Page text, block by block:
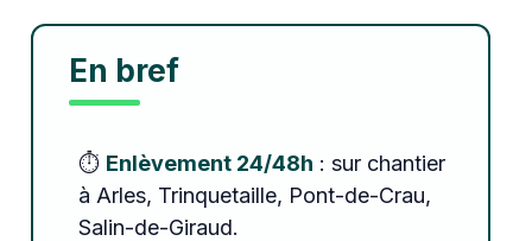
En bref
⏱️ Enlèvement 24/48h : sur chantier
à Arles, Trinquetaille, Pont-de-Crau,
Salin-de-Giraud.